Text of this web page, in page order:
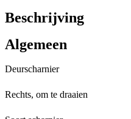
Beschrijving
Algemeen
Deurscharnier
Rechts, om te draaien